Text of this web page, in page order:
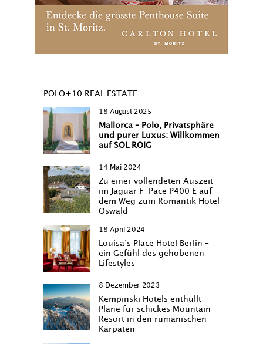
POLO+10 REAL ESTATE
18 August 2025
Mallorca – Polo, Privatsphäre
und purer Luxus: Willkommen
auf SOL ROIG
14 Mai 2024
Zu einer vollendeten Auszeit
im Jaguar F-Pace P400 E auf
dem Weg zum Romantik Hotel
Oswald
18 April 2024
Louisa‘s Place Hotel Berlin –
ein Gefühl des gehobenen
Lifestyles
8 Dezember 2023
Kempinski Hotels enthüllt
Pläne für schickes Mountain
Resort in den rumänischen
Karpaten